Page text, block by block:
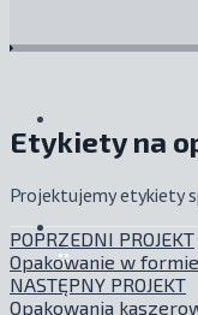
.:
Etykiety na
Projektujemy etykiety
POPRZEDNI PROJEKT
Opakowanie w
NASTĘPNY PROJEKT
Opakowania